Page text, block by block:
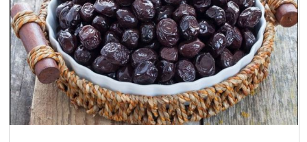
SATIM
İHALELERİ
ALIM
İHALELERİ
ÜYELER